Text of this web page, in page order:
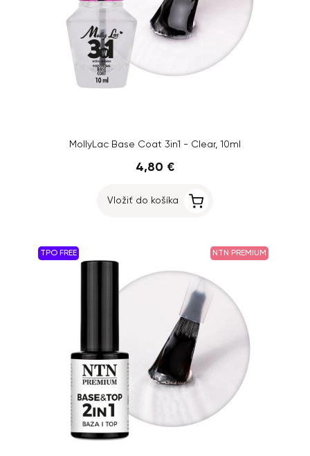
MollyLac Base Coat 3in1 - Clear, 10ml
4,80 €
Vložiť do košíka
TPO FREE NTN PREMIUM